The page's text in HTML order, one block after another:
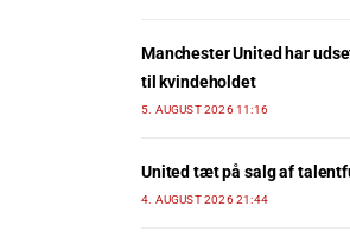
Manchester United har
til kvindeholdet
5. AUGUST 2026 11:16
United tæt på salg af
4. AUGUST 2026 21:44